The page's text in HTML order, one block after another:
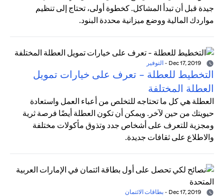
جيدة قبل أن تبدأ المشاكل. كخطوة أولى، تحتاج إلى تنظيم
مواردك المالية ووضع ميزانية محددة البنود.
- التوفير
التخطيط للعطلة - تعرف على خيارات تمويل
العطلة المختلفة
العطلة هي كل ما تحتاجه للتخلص من أعباء العمل واستعادة
حيويتك من حين لآخر. ويمكن أن تكون العطلة أيضًا فرصة ثرية
ومجزية للتعرف على أشخاص جدد وتذوق مأكولات مختلفة
والاطلاع على ثقافات جديدة.
- بطاقات الائتمان